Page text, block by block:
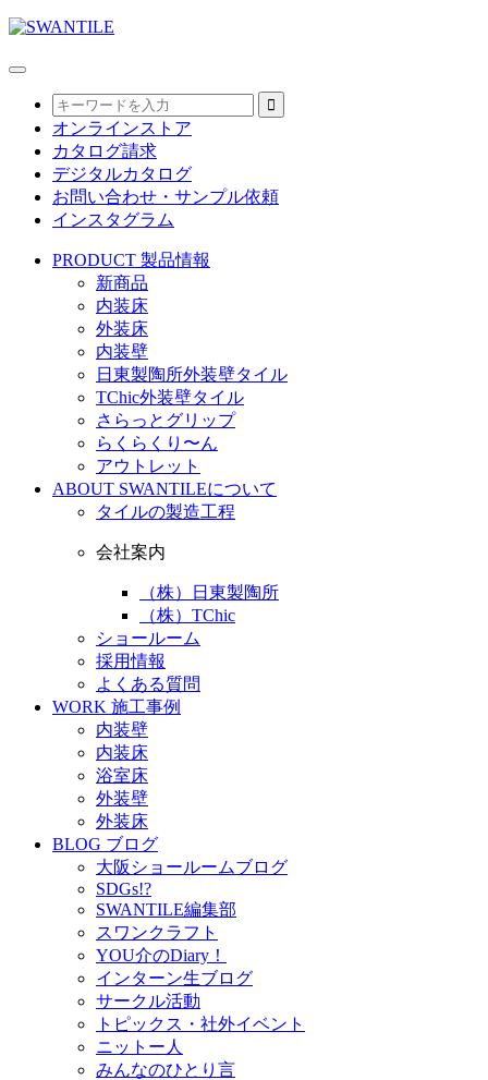
オンラインストア
カタログ請求
デジタルカタログ
お問い合わせ・サンプル依頼
インスタグラム
PRODUCT 製品情報
新商品
内装床
外装床
内装壁
日東製陶所外装壁タイル
TChic外装壁タイル
さらっとグリップ
らくらくり〜ん
アウトレット
ABOUT SWANTILEについて
タイルの製造工程
会社案内
（株）日東製陶所
（株）TChic
ショールーム
採用情報
よくある質問
WORK 施工事例
内装壁
内装床
浴室床
外装壁
外装床
BLOG ブログ
大阪ショールームブログ
SDGs!?
SWANTILE編集部
スワンクラフト
YOU介のDiary！
インターン生ブログ
サークル活動
トピックス・社外イベント
ニットー人
みんなのひとり言